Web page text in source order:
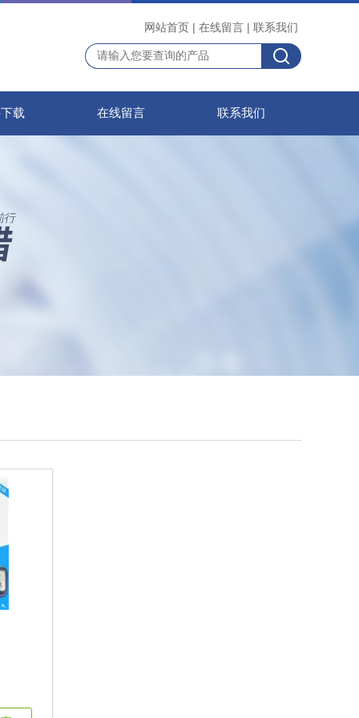
网站首页 | 在线留言 | 联系我们
载 在线留言 联系我们